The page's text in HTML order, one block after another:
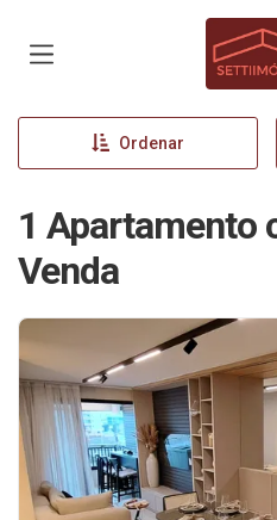
Ordenar
1 Apartamento
Venda